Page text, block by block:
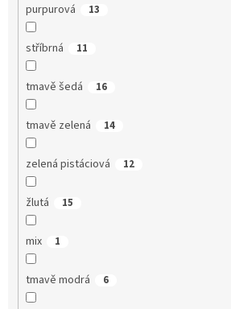
purpurová 13
stříbrná 11
tmavě šedá 16
tmavě zelená 14
zelená pistáciová 12
žlutá 15
mix 1
tmavě modrá 6